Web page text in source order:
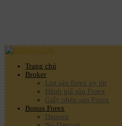
Trang chủ
Broker
List sàn forex uy tín
Đánh giá sàn Forex
Giấy phép sàn Forex
Bonus Forex
Deposit